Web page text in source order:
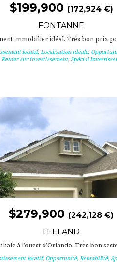
$199,900 (172,924 €)
FONTANNE
immobilier idéal. Très bon prix
locatif, Localisation idéale,
Retour sur investissement, Spécial
$279,900 (242,128 €)
LEELAND
à l’ouest d’Orlando. Très bon
locatif, Opportunité, Rentabilité,